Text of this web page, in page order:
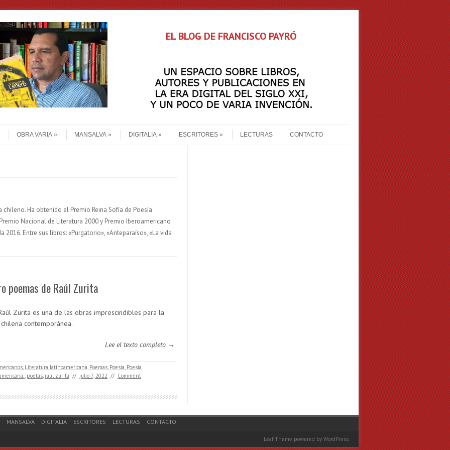
EL BLOG DE FRANCISCO PAYRÓ
OBRA VARIA MANSALVA DIGITALIA ESCRITORES LECTURAS CONTACTO
chileno. Ha obtenido el Premio Reina Sofía de Poesía
Nacional de Literatura 2000 y Premio Iberoamericano
2016. Entre sus libros: «Purgatorio», «Anteparaíso», «La vida
poemas de Raúl Zurita
Zurita es una de las obras imprescindibles para la
contemporánea.
Lee el texto completo →
, Literatura latinoamericana, Poemas, Poesía, Poesía
, poetas, raúl zurita // julio 7, 2022 // Comment
MANSALVA DIGITALIA ESCRITORES LECTURAS CONTACTO
Leaf Theme powered by WordPress